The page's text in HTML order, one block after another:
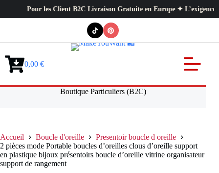
Pour les Client B2C Livraison Gratuite en Europe ✦ L’exigence
Panier0,00 €
Boutique Particuliers (B2C)
Accueil Boucle d'oreille
Presentoir boucle d oreille
2 pièces mode Portable boucles d’oreilles clous d’oreille support
en plastique bijoux présentoirs boucle d’oreille vitrine organisateur
support de rangement